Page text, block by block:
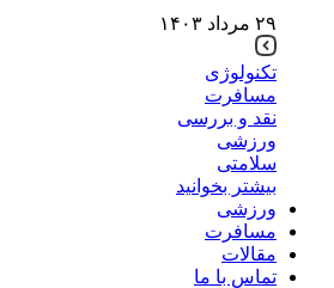
۲۹ مرداد ۱۴۰۳
تکنولوژی
مسافرت
نقد و بررسی
ورزشی
سلامتی
بیشتر بخوانید
ورزشی
مسافرت
مقالات
تماس با ما